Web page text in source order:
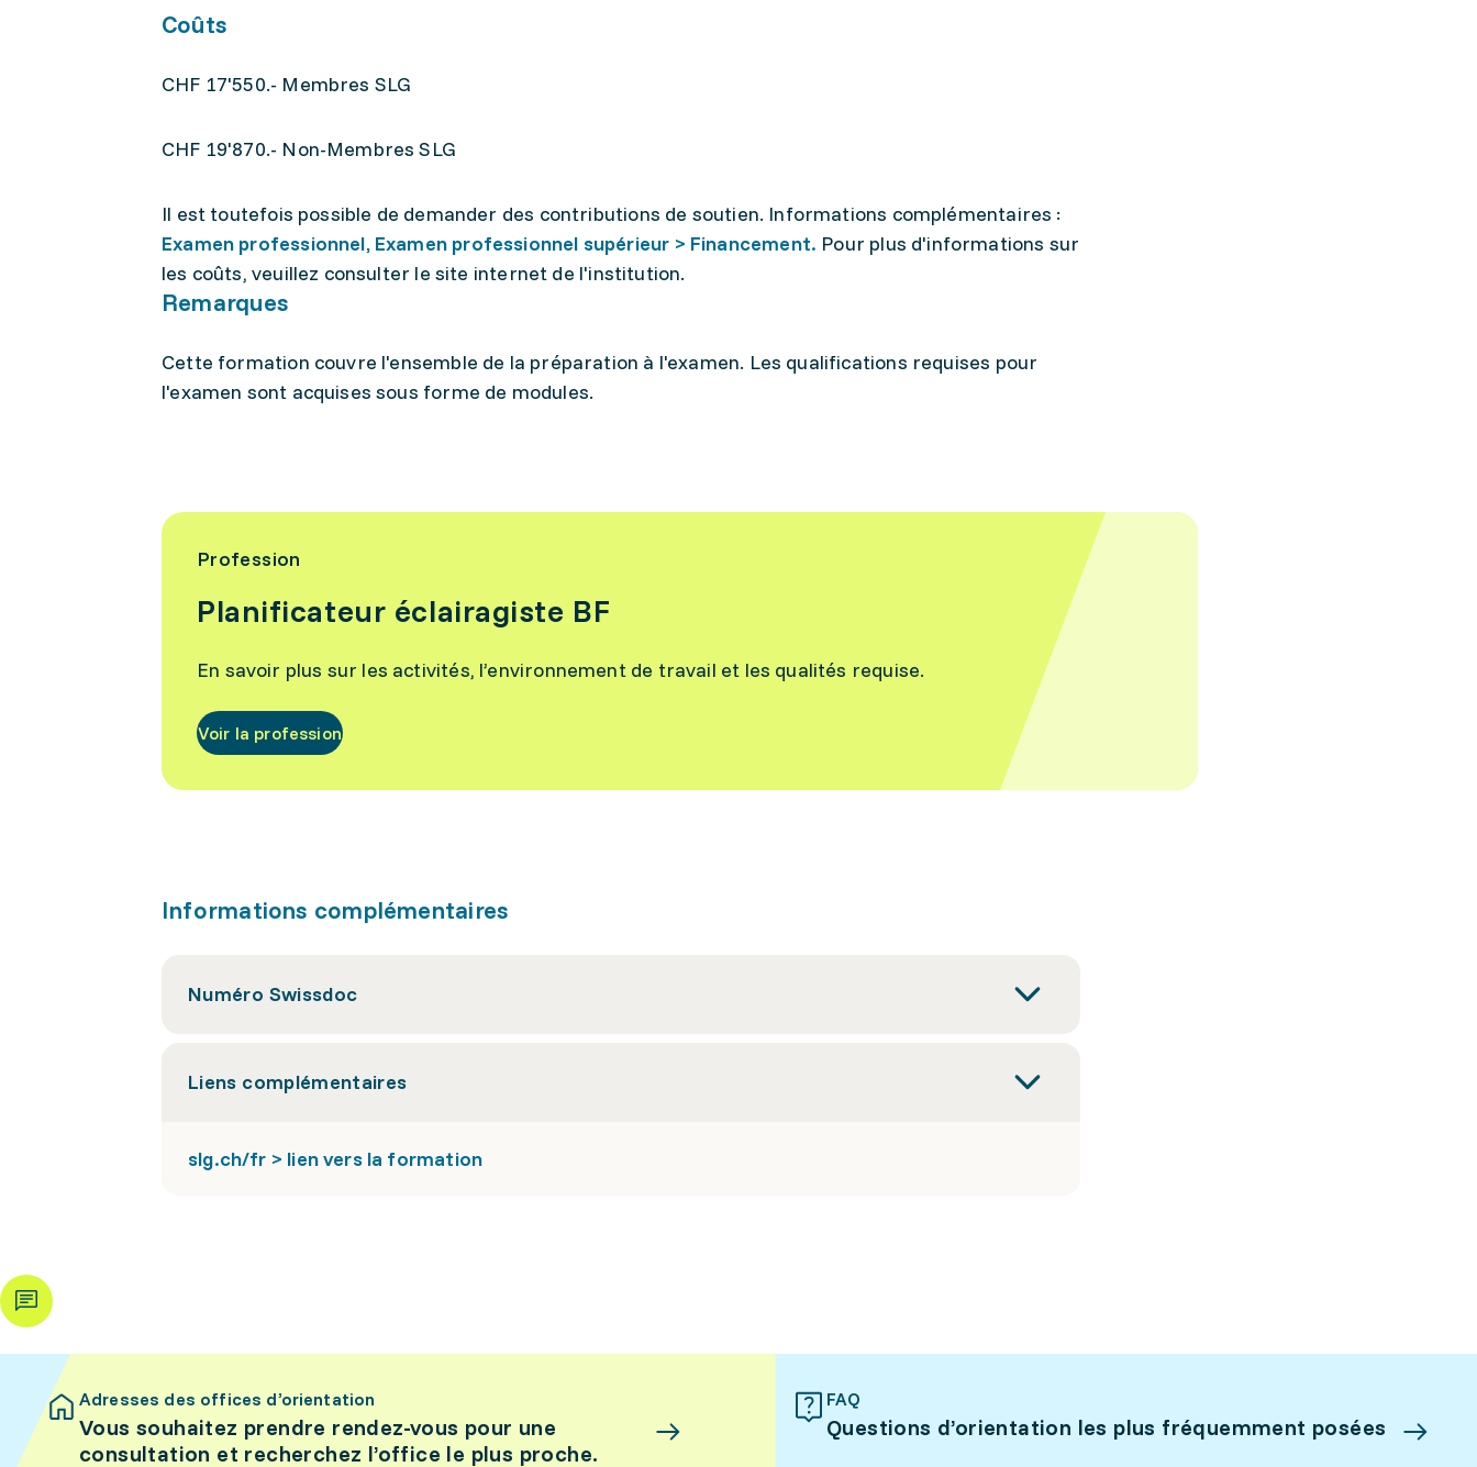
Coûts
CHF 17'550.- Membres SLG
CHF 19'870.- Non-Membres SLG
Il est toutefois possible de demander des contributions de soutien. Informations complémentaires :
Examen professionnel, Examen professionnel supérieur > Financement. Pour plus d'informations sur
les coûts, veuillez consulter le site internet de l'institution.
Remarques
Cette formation couvre l'ensemble de la préparation à l'examen. Les qualifications requises pour
l'examen sont acquises sous forme de modules.
Profession
Planificateur éclairagiste BF
En savoir plus sur les activités, l’environnement de travail et les qualités requise.
Voir la profession
Informations complémentaires
Numéro Swissdoc
Liens complémentaires
slg.ch/fr > lien vers la formation
Adresses des offices d’orientation
Vous souhaitez prendre rendez-vous pour une
consultation et recherchez l’office le plus proche.
FAQ
Questions d’orientation les plus fréquemment posées